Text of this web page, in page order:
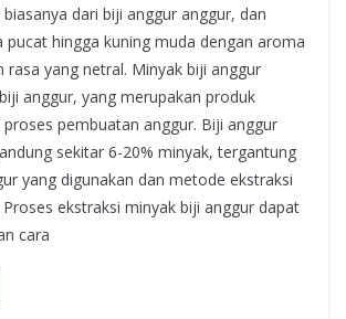
dari biji anggur anggur, dan
pucat hingga kuning muda dengan aroma
rasa yang netral. Minyak biji anggur
anggur, yang merupakan produk
pembuatan anggur. Biji anggur
sekitar 6-20% minyak, tergantung
yang digunakan dan metode ekstraksi
ekstraksi minyak biji anggur dapat
cara